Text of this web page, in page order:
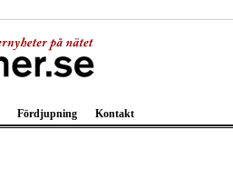
Fördjupning Kontakt